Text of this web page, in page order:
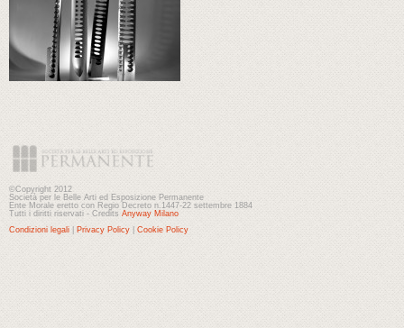
©Copyright 2012
Società per le Belle Arti ed Esposizione Permanente
Ente Morale eretto con Regio Decreto n.1447-22 settembre 1884
Tutti i diritti riservati - Credits Anyway Milano
Condizioni legali
Privacy Policy Cookie Policy